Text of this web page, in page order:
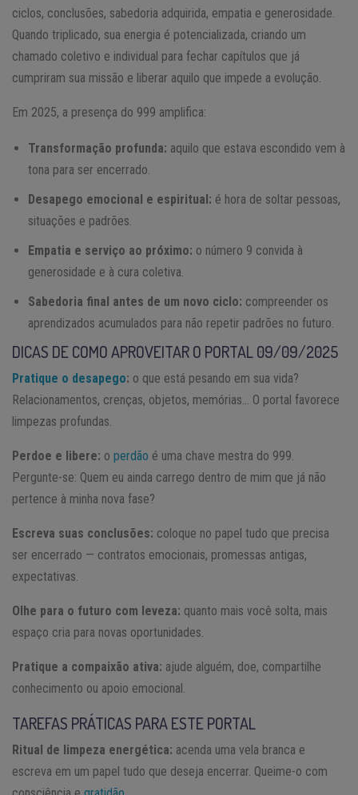
ciclos, conclusões, sabedoria adquirida, empatia e generosidade.
Quando triplicado, sua energia é potencializada, criando um
chamado coletivo e individual para fechar capítulos que já
cumpriram sua missão e liberar aquilo que impede a evolução.
Em 2025, a presença do 999 amplifica:
Transformação profunda: aquilo que estava escondido vem à
tona para ser encerrado.
Desapego emocional e espiritual: é hora de soltar pessoas,
situações e padrões.
Empatia e serviço ao próximo: o número 9 convida à
generosidade e à cura coletiva.
Sabedoria final antes de um novo ciclo: compreender os
aprendizados acumulados para não repetir padrões no futuro.
DICAS DE COMO APROVEITAR O PORTAL 09/09/2025
Pratique o desapego: o que está pesando em sua vida?
Relacionamentos, crenças, objetos, memórias… O portal favorece
limpezas profundas.
Perdoe e libere: o perdão é uma chave mestra do 999.
Pergunte-se: Quem eu ainda carrego dentro de mim que já não
pertence à minha nova fase?
Escreva suas conclusões: coloque no papel tudo que precisa
ser encerrado — contratos emocionais, promessas antigas,
expectativas.
Olhe para o futuro com leveza: quanto mais você solta, mais
espaço cria para novas oportunidades.
Pratique a compaixão ativa: ajude alguém, doe, compartilhe
conhecimento ou apoio emocional.
TAREFAS PRÁTICAS PARA ESTE PORTAL
Ritual de limpeza energética: acenda uma vela branca e
escreva em um papel tudo que deseja encerrar. Queime-o com